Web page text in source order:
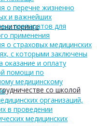
со школой
о перечне жизненно
и важнейших
препаратов для
применения
о страховых медицинских
с которыми заключены
оказание и оплату
помощи по
медицинскому
организаций,
в проведении
медицинских